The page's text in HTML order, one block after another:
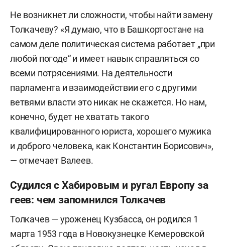
Не возникнет ли сложности, чтобы найти замену
Толкачеву? «Я думаю, что в Башкортостане на
самом деле политическая система работает „при
любой погоде“ и имеет навык справляться со
всеми потрясениями. На деятельности
парламента и взаимодействии его с другими
ветвями власти это никак не скажется. Но нам,
конечно, будет не хватать такого
квалифицированного юриста, хорошего мужика
и доброго человека, как Константин Борисович»,
— отмечает Валеев.
Судился с Хабировым и ругал Европу за
геев: чем запомнился Толкачев
Толкачев — уроженец Кузбасса, он родился 1
марта 1953 года в Новокузнецке Кемеровской